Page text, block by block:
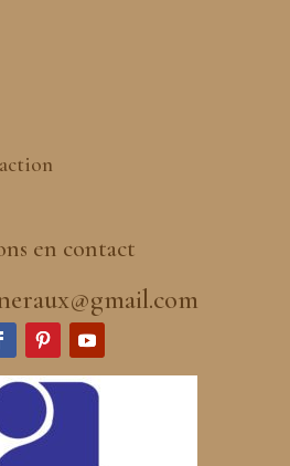
en contact